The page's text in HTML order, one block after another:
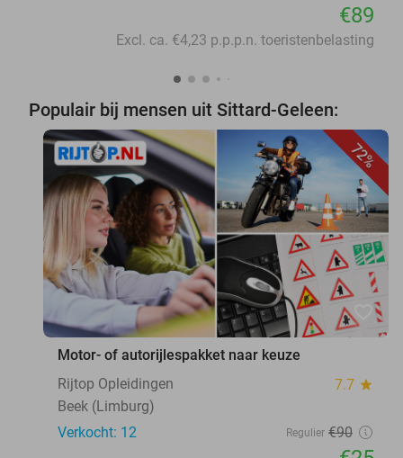
€89
Excl. ca. €4,23 p.p.p.n. toeristenbelasting
Populair bij mensen uit Sittard-Geleen:
72%
favorite_border
Motor- of autorijlespakket naar keuze
Rijtop Opleidingen
7.7 star
Beek (Limburg)
Verkocht: 12
Regulier €90